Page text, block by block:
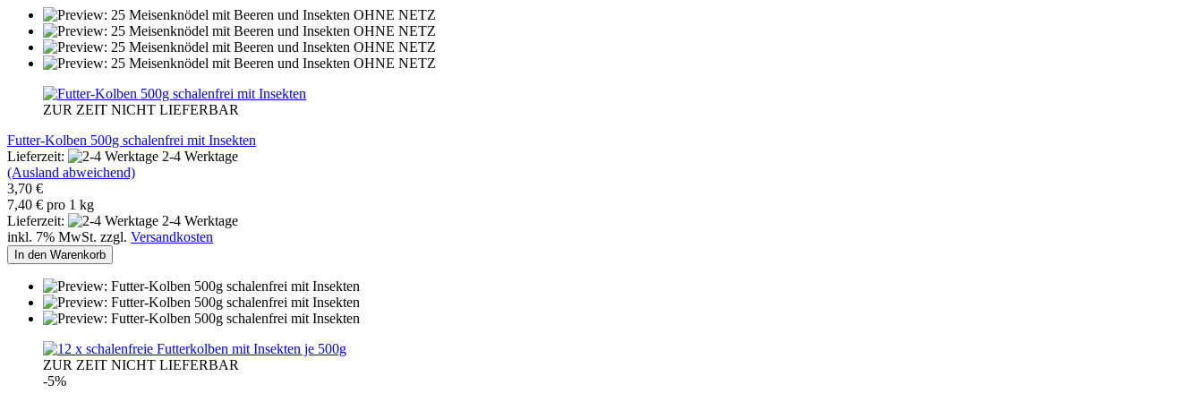
ZUR ZEIT NICHT LIEFERBAR
Futter-Kolben 500g schalenfrei mit Insekten
Lieferzeit:
2-4 Werktage
(Ausland abweichend)
3,70 €
7,40 € pro 1 kg
Lieferzeit:
2-4 Werktage
inkl. 7% MwSt. zzgl. Versandkosten
In den Warenkorb
ZUR ZEIT NICHT LIEFERBAR
-5%